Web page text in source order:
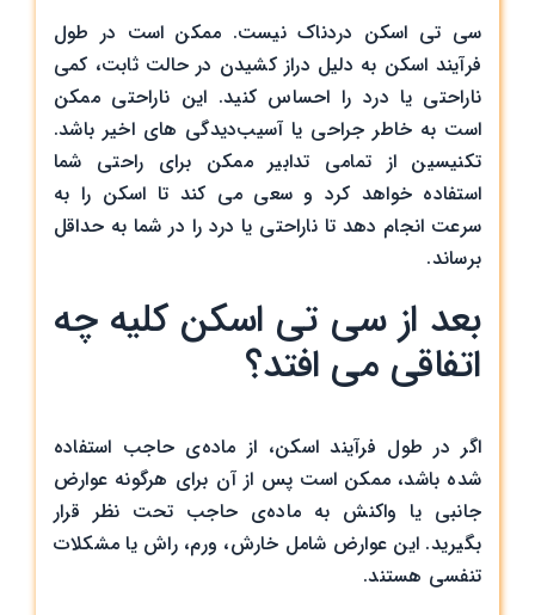
سی تی اسکن دردناک نیست. ممکن است در طول
فرآیند اسکن به دلیل دراز کشیدن در حالت ثابت، کمی
ناراحتی یا درد را احساس کنید. این ناراحتی ممکن
است به خاطر جراحی یا آسیب‌دیدگی های اخیر باشد.
تکنیسین از تمامی تدابیر ممکن برای راحتی شما
استفاده خواهد کرد و سعی می کند تا اسکن را به
سرعت انجام دهد تا ناراحتی یا درد را در شما به حداقل
برساند.
بعد از سی تی اسکن کلیه چه
اتفاقی می افتد؟
اگر در طول فرآیند اسکن، از ماده‌ی حاجب استفاده
شده باشد، ممکن است پس از آن برای هرگونه عوارض
جانبی یا واکنش به ماده‌ی حاجب تحت نظر قرار
بگیرید. این عوارض شامل خارش، ورم، راش یا مشکلات
تنفسی هستند.